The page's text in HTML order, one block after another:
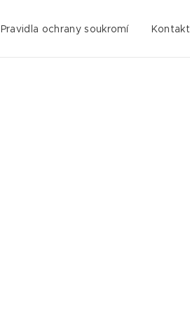
Pravidla ochrany soukromí Kontakt